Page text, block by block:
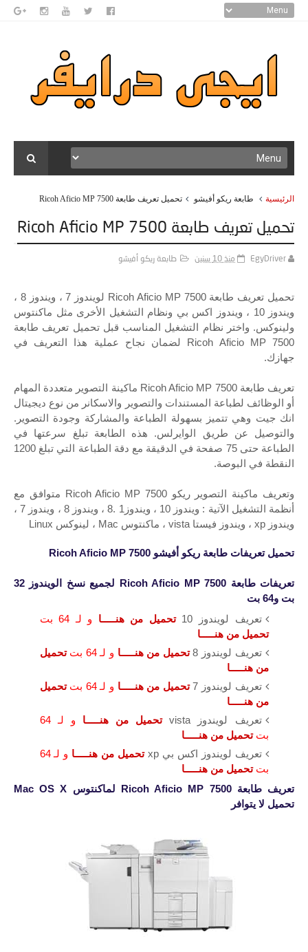
الرئيسية طابعة ريكو أفيشو تحميل تعريف طابعة Ricoh Aficio MP 7500
تحميل تعريف طابعة Ricoh Aficio MP 7500
EgyDriver منذ 10 سنين طابعة ريكو أفيشو
تحميل تعريف طابعة Ricoh Aficio MP 7500 لويندوز 7 ، ويندوز 8 ،
ويندوز 10 ، ويندوز اكس بي ونظام التشغيل الأخرى مثل ماكنتوس
ولينوكس. واختر نظام التشغيل المناسب قبل تحميل تعريف طابعة
Ricoh Aficio MP 7500 لضمان نجاح عملية هذا التعريف في
جهازك.
تعريف طابعة Ricoh Aficio MP 7500 ماكينة التصوير متعددة المهام
أو الوظائف لطباعة المستندات والتصوير والاسكانر من نوع ديجيتال
انك جيت وهي تتميز بسهولة الطباعة والمشاركة وجودة التصوير.
والتوصيل عن طريق الوايرلس. هذه الطابعة تبلغ سرعتها في
الطباعة حتى 75 صفحة في الدقيقة مع دقة الطباعة التي تبلغ 1200
النقطة في البوصة.
وتعريف ماكينة التصوير ريكو Ricoh Aficio MP 7500 متوافق مع
أنظمة التشغيل الآتية : ويندوز 10 ، ويندوز1 .8 ، ويندوز 8 ، ويندوز 7 ،
ويندوز xp ، ويندوز فيستا vista ، ماكنتوس Mac ، لينوكس Linux
تحميل تعريفات طابعة ريكو أفيشو Ricoh Aficio MP 7500
تعريفاتطابعة Ricoh Aficio MP 7500
لجميع نسخ الويندوز 32
بت و64 بت
تعريف لويندوز 10
تحميل من هنـــــا
و لـ 64 بت
تحميل من هنـــــا
تعريف لويندوز 8
تحميل من هنـــــا و لـ 64 بت
تحميل
من هنـــــا
تعريف لويندوز 7
تحميل من هنـــــا و لـ 64 بت
تحميل
من هنـــــا
تعريف لويندوز vista
تحميل من هنـــــا
و لـ 64
بت تحميل من هنـــــا
تعريف لويندوز اكس بي xp
تحميل من هنـــــا
و لـ 64
بت تحميل من هنـــــا
تعريفطابعة Ricoh Aficio MP 7500
لماكنتوس Mac OS X
تحميل لا يتوافر